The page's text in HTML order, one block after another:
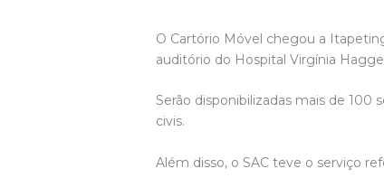
O Cartório Móvel chegou a
auditório do Hospital Virgínia
Serão disponibilizadas mais de
civis.
Além disso, o SAC teve o serviço